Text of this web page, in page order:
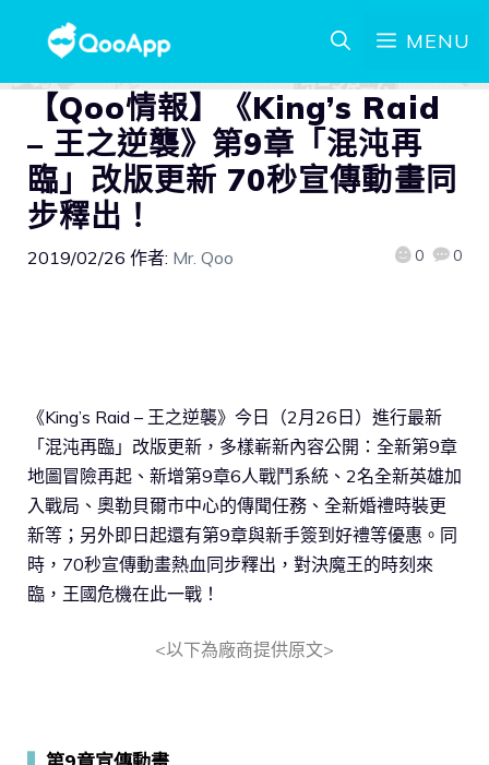
MENU
【Qoo情報】《King’s Raid
– 王之逆襲》第9章「混沌再
臨」改版更新 70秒宣傳動畫同
步釋出！
2019/02/26 作者: Mr. Qoo 0 0
《King’s Raid – 王之逆襲》今日（2月26日）進行最新
「混沌再臨」改版更新，多樣嶄新內容公開：全新第9章
地圖冒險再起、新增第9章6人戰鬥系統、2名全新英雄加
入戰局、奧勒貝爾市中心的傳聞任務、全新婚禮時裝更
新等；另外即日起還有第9章與新手簽到好禮等優惠。同
時，70秒宣傳動畫熱血同步釋出，對決魔王的時刻來
臨，王國危機在此一戰！
<以下為廠商提供原文>